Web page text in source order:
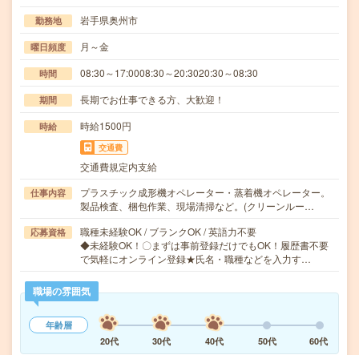
勤務地 岩手県奥州市
曜日頻度 月～金
時間 08:30～17:0008:30～20:3020:30～08:30
期間 長期でお仕事できる方、大歓迎！
時給 時給1500円
交通費
交通費規定内支給
仕事内容
プラスチック成形機オペレーター・蒸着機オペレーター。
製品検査、梱包作業、現場清掃など。(クリーンルー…
応募資格
職種未経験OK / ブランクOK / 英語力不要
◆未経験OK！〇まずは事前登録だけでもOK！履歴書不要
で気軽にオンライン登録★氏名・職種などを入力す…
職場の雰囲気
年齢層
20代
30代 40代 50代 60代